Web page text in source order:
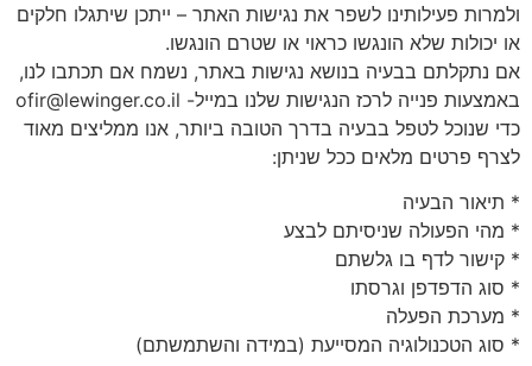
ולמרות פעילותינו לשפר את נגישות האתר – ייתכן שיתגלו חלקים
או יכולות שלא הונגשו כראוי או שטרם הונגשו.
אם נתקלתם בבעיה בנושא נגישות באתר, נשמח אם תכתבו לנו,
באמצעות פנייה לרכז הנגישות שלנו במייל- ofir@lewinger.co.il
כדי שנוכל לטפל בבעיה בדרך הטובה ביותר, אנו ממליצים מאוד
לצרף פרטים מלאים ככל שניתן:
* תיאור הבעיה
* מהי הפעולה שניסיתם לבצע
* קישור לדף בו גלשתם
* סוג הדפדפן וגרסתו
* מערכת הפעלה
* סוג הטכנולוגיה המסייעת (במידה והשתמשתם)